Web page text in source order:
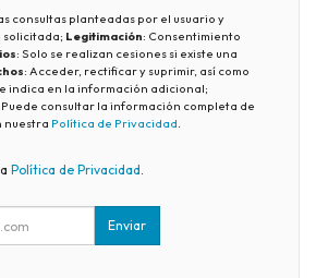
consultas planteadas por el usuario y
Legitimación: Consentimiento
: Solo se realizan cesiones si existe una
: Acceder, rectificar y suprimir, así como
indica en la información adicional;
Puede consultar la información completa de
nuestra Política de Privacidad
Política de Privacidad.
Enviar